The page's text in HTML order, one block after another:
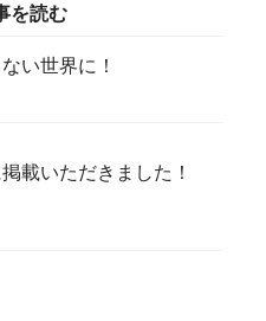
を読む
い世界に！
載いただきました！